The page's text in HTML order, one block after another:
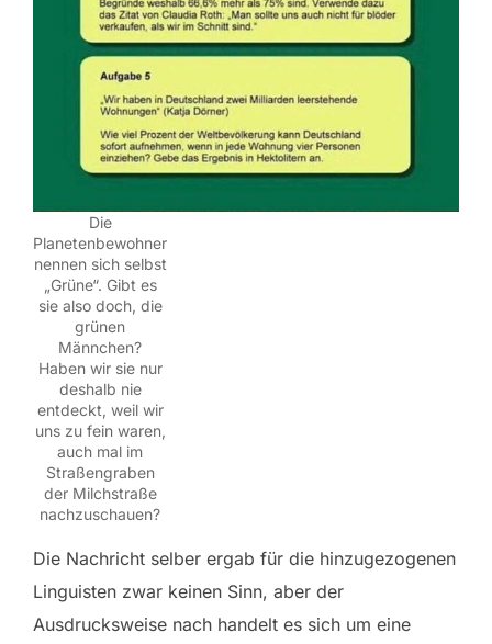
Die
Planetenbewohner
nennen sich selbst
„Grüne“. Gibt es
sie also doch, die
grünen
Männchen?
Haben wir sie nur
deshalb nie
entdeckt, weil wir
uns zu fein waren,
auch mal im
Straßengraben
der Milchstraße
nachzuschauen?
Die Nachricht selber ergab für die hinzugezogenen
Linguisten zwar keinen Sinn, aber der
Ausdrucksweise nach handelt es sich um eine